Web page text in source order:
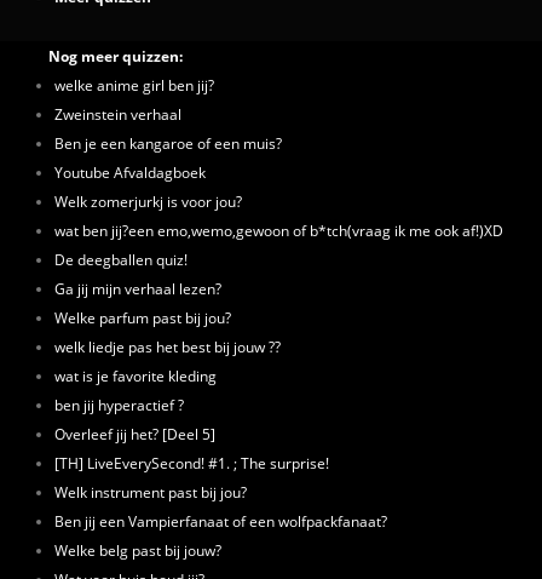
Nog meer quizzen:
welke anime girl ben jij?
Zweinstein verhaal
Ben je een kangaroe of een muis?
Youtube Afvaldagboek
Welk zomerjurkj is voor jou?
wat ben jij?een emo,wemo,gewoon of b*tch(vraag ik me ook af!)XD
De deegballen quiz!
Ga jij mijn verhaal lezen?
Welke parfum past bij jou?
welk liedje pas het best bij jouw ??
wat is je favorite kleding
ben jij hyperactief ?
Overleef jij het? [Deel 5]
[TH] LiveEverySecond! #1. ; The surprise!
Welk instrument past bij jou?
Ben jij een Vampierfanaat of een wolfpackfanaat?
Welke belg past bij jouw?